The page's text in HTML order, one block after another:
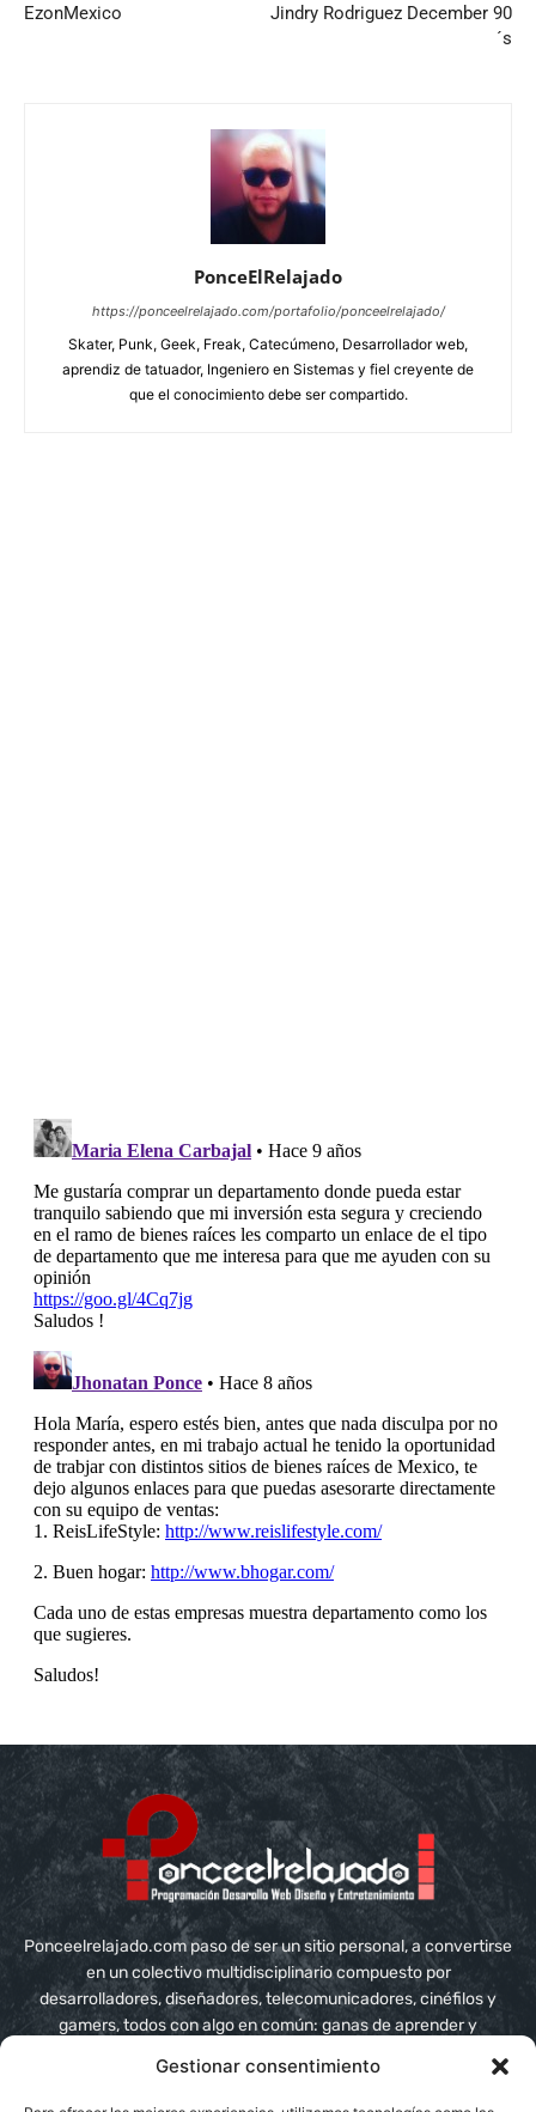
Gestionar consentimiento
EzonMexico
Jindry Rodriguez December 90
´s
PonceElRelajado
https://ponceelrelajado.com/portafolio/ponceelrelajado/
Skater, Punk, Geek, Freak, Catecúmeno, Desarrollador web,
aprendiz de tatuador, Ingeniero en Sistemas y fiel creyente de
que el conocimiento debe ser compartido.
Ponceelrelajado.com paso de ser un sitio personal, a convertirse
en un colectivo multidisciplinario compuesto por
desarrolladores, diseñadores, telecomunicadores, cinéfilos y
gamers, todos con algo en común: ganas de aprender y